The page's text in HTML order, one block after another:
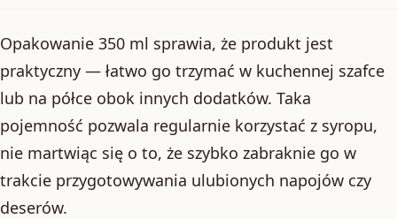
Opakowanie 350 ml sprawia, że produkt jest
praktyczny — łatwo go trzymać w kuchennej szafce
lub na półce obok innych dodatków. Taka
pojemność pozwala regularnie korzystać z syropu,
nie martwiąc się o to, że szybko zabraknie go w
trakcie przygotowywania ulubionych napojów czy
deserów.